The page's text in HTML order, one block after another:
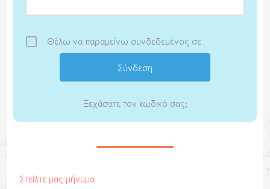
Θέλω να παραμείνω συνδεδεμένος σε
Ξεχάσατε τον κωδικό σας;
Στείλτε μας μήνυμα